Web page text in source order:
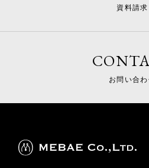
資料請求
お問い合わ